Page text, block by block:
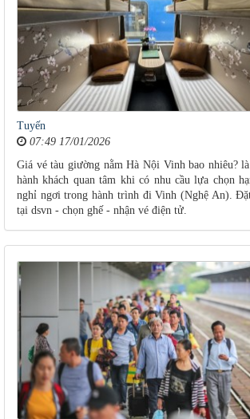
Tuyến
07:49 17/01/2026
Giá vé tàu giường nằm Hà Nội Vinh bao nhiêu?
hành khách quan tâm khi có nhu cầu lựa chọn
nghỉ ngơi trong hành trình đi Vinh (Nghệ An).
tại dsvn - chọn ghế - nhận vé điện tử.